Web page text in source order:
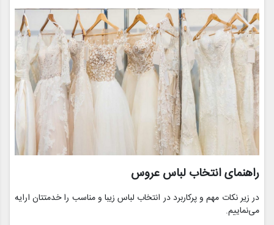
راهنمای انتخاب لباس عروس
در زیر نکات مهم و پرکاربرد در انتخاب لباس زیبا و مناسب را خدمتتان ارایه
می‌نماییم.